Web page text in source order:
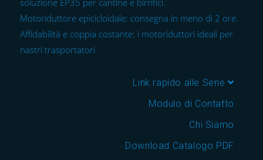
Motoriduttore epicicloidale: consegna in meno di 2 ore.
Affidabilità e coppia costante: i motoriduttori ideali per
nastri trasportatori.
Link rapido alle Serie
Modulo di Contatto
Chi Siamo
Download Catalogo PDF